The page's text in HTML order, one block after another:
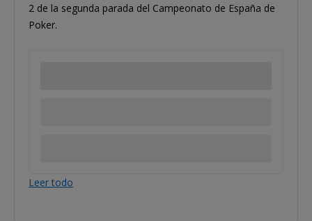
2 de la segunda parada del Campeonato de España de
Poker.
Leer todo